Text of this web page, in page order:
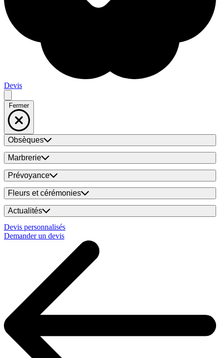
Devis
Fermer
Obsèques
Marbrerie
Prévoyance
Fleurs et cérémonies
Actualités
Devis personnalisés
Demander un devis